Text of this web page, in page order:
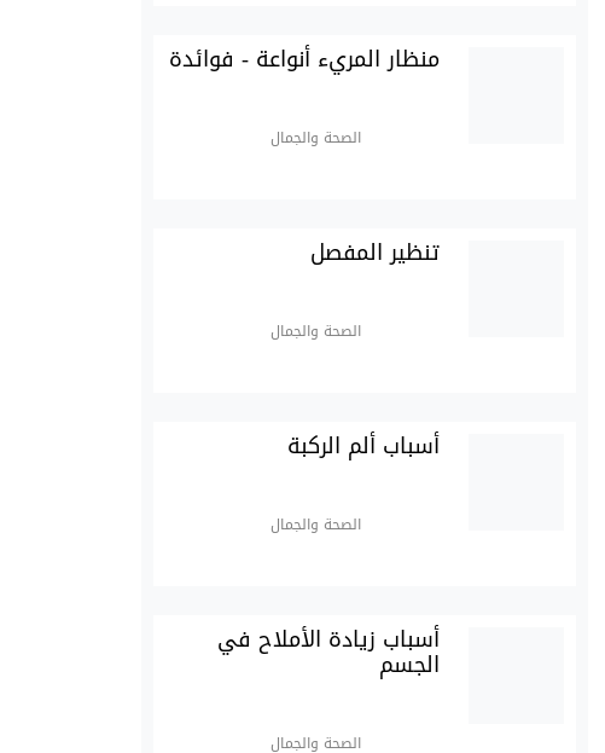
منظار المريء أنواعة - فوائدة
الصحة والجمال
تنظير المفصل
الصحة والجمال
أسباب ألم الركبة
الصحة والجمال
أسباب زيادة الأملاح في
الجسم
الصحة والجمال